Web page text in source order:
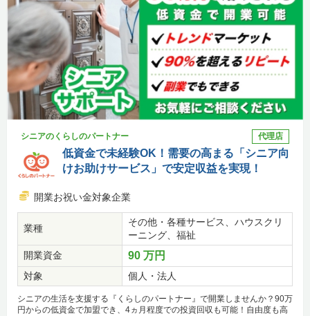
シニアのくらしのパートナー 代理店
低資金で未経験OK！需要の高まる「シニア向
けお助けサービス」で安定収益を実現！
開業お祝い金対象企業
業種
その他・各種サービス、ハウスクリ
ーニング、福祉
開業資金
90 万円
対象 個人・法人
シニアの生活を支援する『くらしのパートナー』で開業しませんか？90万
円からの低資金で加盟でき、4ヵ月程度での投資回収も可能！自由度も高